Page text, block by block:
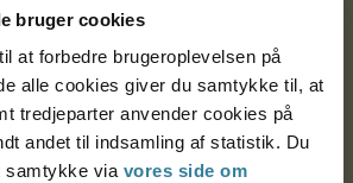
bruger cookies
at forbedre brugeroplevelsen på
alle cookies giver du samtykke til, at
tredjeparter anvender cookies på
andet til indsamling af statistik. Du
samtykke via vores side om